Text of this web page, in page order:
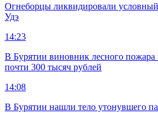
Огнеборцы ликвидировали
Удэ
14:23
В Бурятии виновник лесного пожара
почти 300 тысяч рублей
14:08
В Бурятии нашли тело утонувшего